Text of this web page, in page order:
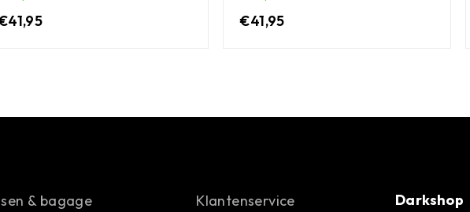
41,95 €41,95
& bagage
Klantenservice
Darkshop